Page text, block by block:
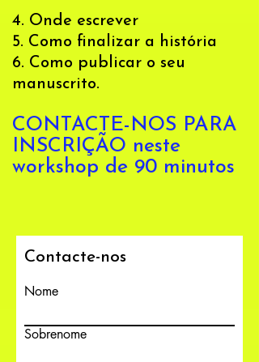
4. Onde escrever
5. Como finalizar a história
6. Como publicar o seu
manuscrito.
CONTACTE-NOS PARA
INSCRIÇÃO neste
workshop de 90 minutos
Contacte-nos
Nome
Sobrenome